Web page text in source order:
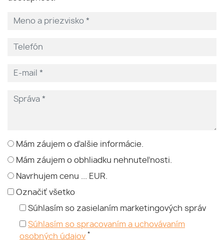
Mám záujem o ďalšie informácie.
Mám záujem o obhliadku nehnuteľnosti.
Navrhujem cenu ... EUR.
Označiť všetko
Súhlasím so zasielaním marketingových správ
Súhlasím so spracovaním a uchovávaním
osobných údajov *